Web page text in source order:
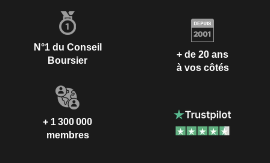
N°1 du Conseil
Boursier
+ de 20 ans
à vos côtés
+ 1 300 000
membres